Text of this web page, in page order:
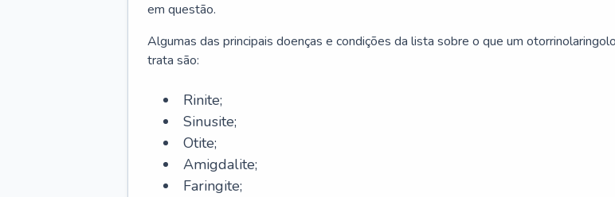
em questão.
Algumas das principais doenças e condições da lista sobre o que um
trata são:
Rinite;
Sinusite;
Otite;
Amigdalite;
Faringite;